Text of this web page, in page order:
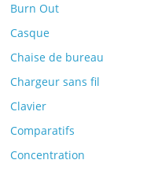
Burn Out
Casque
Chaise de bureau
Chargeur sans fil
Clavier
Comparatifs
Concentration